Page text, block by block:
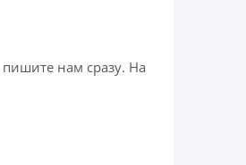
нам сразу. На